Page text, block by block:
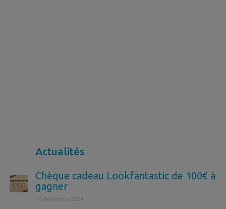
Actualités
Chèque cadeau Lookfantastic de 100€ à
gagner
16 décembre 2024